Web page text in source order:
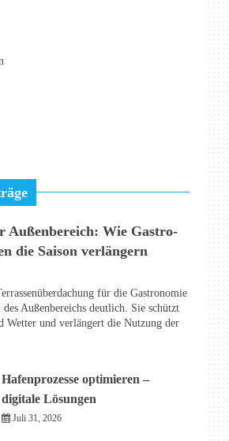
Außenbereich: Wie Gastro-
die Saison verlängern
für die Gastronomie
Außenbereichs deutlich. Sie schützt
Wetter und verlängert die Nutzung der
Hafenprozesse optimieren –
digitale Lösungen
Juli 31, 2026